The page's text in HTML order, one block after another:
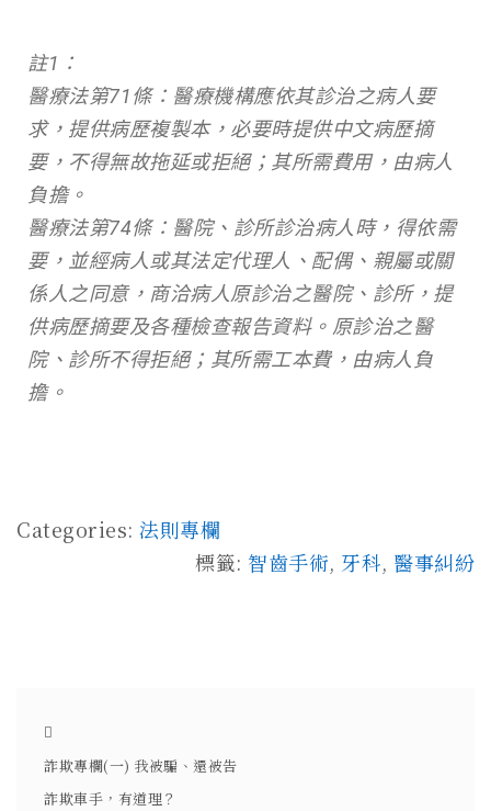
註1：
醫療法第71條：醫療機構應依其診治之病人要
求，提供病歷複製本，必要時提供中文病歷摘
要，不得無故拖延或拒絕；其所需費用，由病人
負擔。
醫療法第74條：醫院、診所診治病人時，得依需
要，並經病人或其法定代理人、配偶、親屬或關
係人之同意，商洽病人原診治之醫院、診所，提
供病歷摘要及各種檢查報告資料。原診治之醫
院、診所不得拒絕；其所需工本費，由病人負
擔。
Categories: 法則專欄
標籤: 智齒手術, 牙科, 醫事糾紛
詐欺專欄(一) 我被騙、還被告
詐欺車手，有道理？